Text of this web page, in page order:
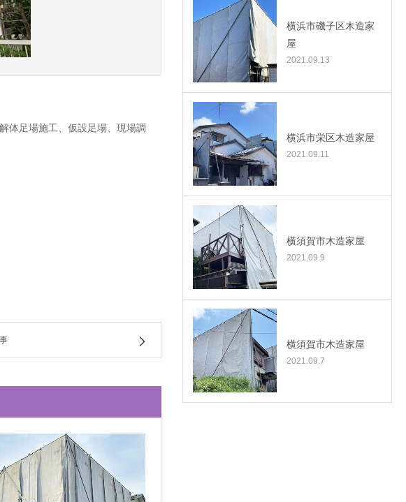
体足場施工、仮設足場、現場調
横浜市磯子区木造家
屋
2021.09.13
横浜市栄区木造家屋
2021.09.11
横須賀市木造家屋
2021.09.9
横須賀市木造家屋
2021.09.7